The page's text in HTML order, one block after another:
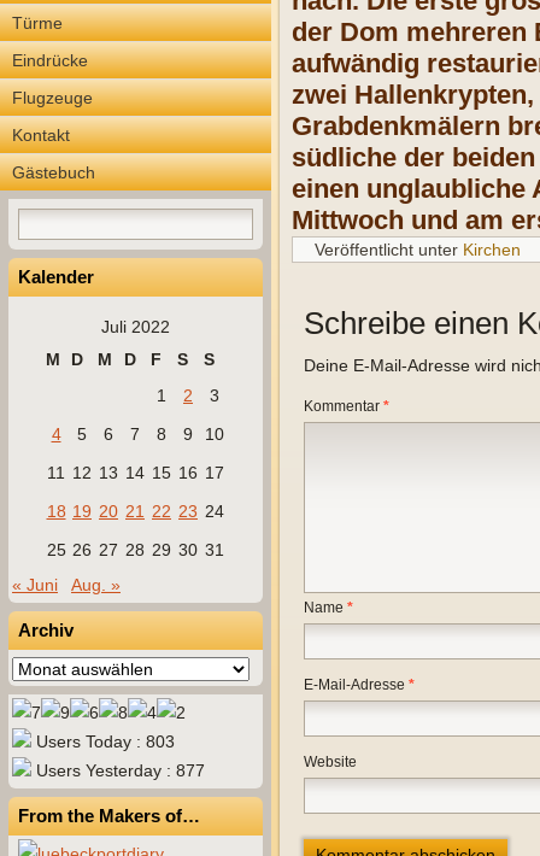
Türme
Eindrücke
Flugzeuge
Kontakt
Gästebuch
Kalender
Juli 2022
M
D M D F S
S
1
2
3
4
5 6 7 8 9
10
11
12 13 14 15 16 17
18 19 20 21 22 23 24
25 26 27 28 29 30 31
« Juni
Aug. »
Archiv
Archiv
Users Today : 803
Users Yesterday : 877
From the Makers of…
der Dom mehreren
aufwändig
zwei
Grabdenkmälern
südliche der
einen unglaubliche
Mittwoch und am
Veröffentlicht unter Kirchen
Schreibe einen
Deine E-Mail-Adresse wird
Kommentar *
Name *
E-Mail-Adresse *
Website